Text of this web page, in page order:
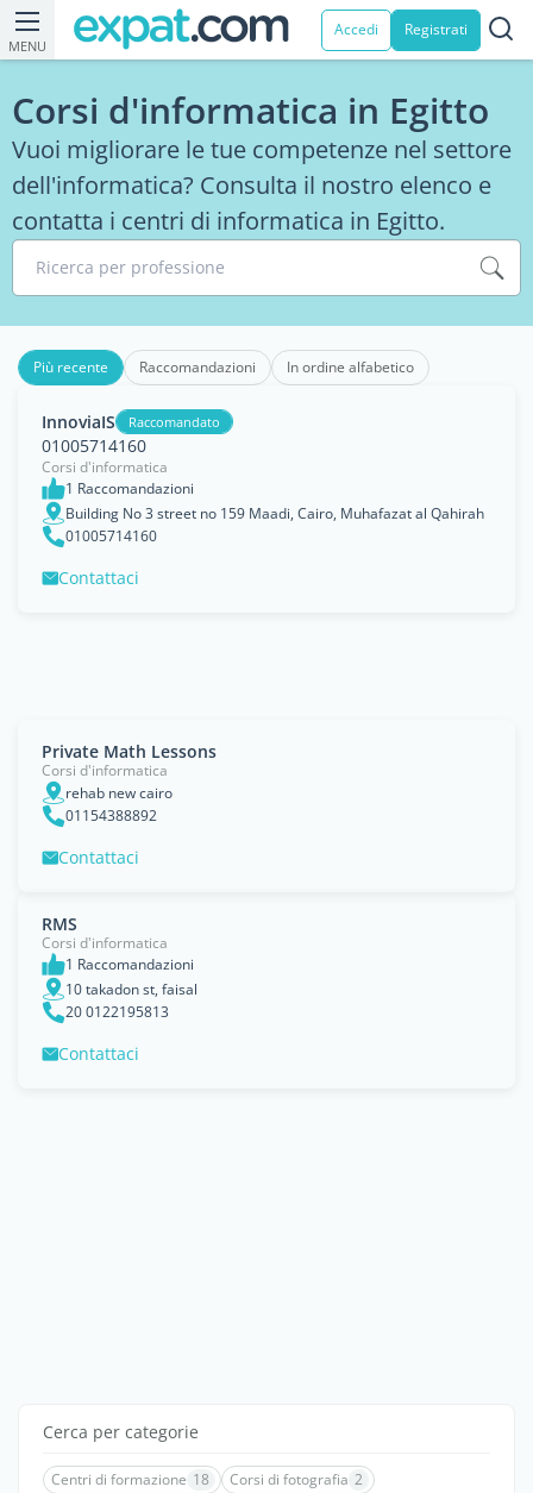
MENU
Accedi Registrati
Corsi d'informatica in Egitto
Vuoi migliorare le tue competenze nel settore
dell'informatica? Consulta il nostro elenco e
contatta i centri di informatica in Egitto.
Ricerca per professione
Più recente Raccomandazioni In ordine alfabetico
InnoviaIS Raccomandato
01005714160
Corsi d'informatica
1 Raccomandazioni
Building No 3 street no 159 Maadi, Cairo, Muhafazat al Qahirah
01005714160
Contattaci
Private Math Lessons
Corsi d'informatica
rehab new cairo
01154388892
Contattaci
RMS
Corsi d'informatica
1 Raccomandazioni
10 takadon st, faisal
20 0122195813
Contattaci
Cerca per categorie
Centri di formazione 18 Corsi di fotografia 2